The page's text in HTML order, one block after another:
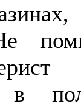
Не
в